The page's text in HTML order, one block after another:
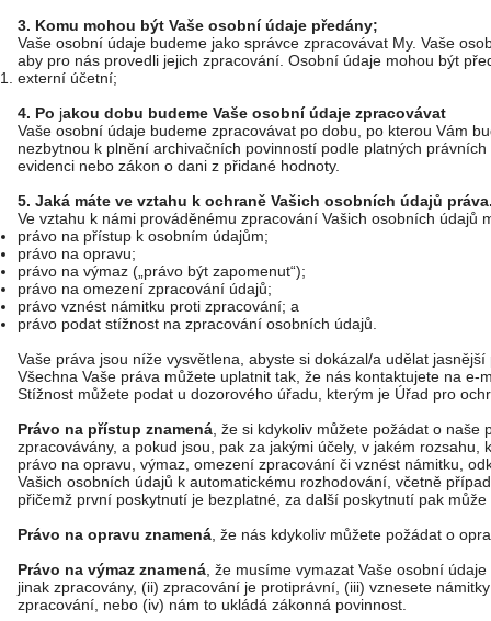
3. Komu mohou být Vaše osobní údaje předány;
Vaše osobní údaje budeme jako správce zpracovávat My. Vaše
aby pro nás provedli jejich zpracování. Osobní údaje mohou být
externí účetní;
4. Po jakou dobu budeme Vaše osobní údaje zpracovávat
Vaše osobní údaje budeme zpracovávat po dobu, po kterou Vám
nezbytnou k plnění archivačních povinností podle platných
evidenci nebo zákon o dani z přidané hodnoty.
5. Jaká máte ve vztahu k ochraně Vašich osobních údajů
Ve vztahu k námi prováděnému zpracování Vašich osobních údajů
právo na přístup k osobním údajům;
právo na opravu;
právo na výmaz („právo být zapomenut“);
právo na omezení zpracování údajů;
právo vznést námitku proti zpracování; a
právo podat stížnost na zpracování osobních údajů.
Vaše práva jsou níže vysvětlena, abyste si dokázal/a udělat
Všechna Vaše práva můžete uplatnit tak, že nás kontaktujete na e-
Stížnost můžete podat u dozorového úřadu, kterým je Úřad pro
Právo na přístup znamená , že si kdykoliv můžete požádat o
zpracovávány, a pokud jsou, pak za jakými účely, v jakém
právo na opravu, výmaz, omezení zpracování či vznést námitku,
Vašich osobních údajů k automatickému rozhodování, včetně
přičemž první poskytnutí je bezplatné, za další poskytnutí pak
Právo na opravu znamená , že nás kdykoliv můžete požádat o
Právo na výmaz znamená , že musíme vymazat Vaše osobní
jinak zpracovány, (ii) zpracování je protiprávní, (iii) vznesete
zpracování, nebo (iv) nám to ukládá zákonná povinnost.